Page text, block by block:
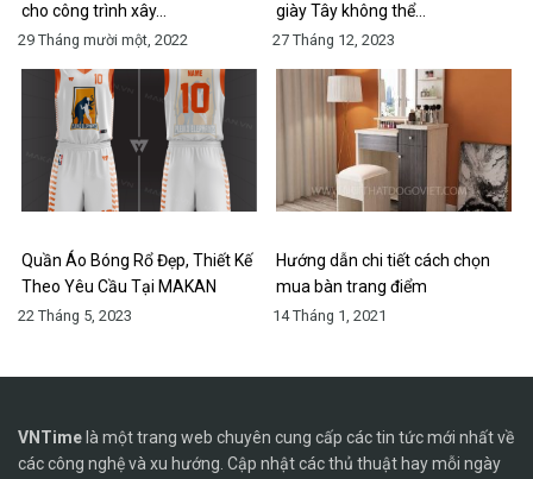
cho công trình xây…
29 Tháng mười một, 2022
giày Tây không thể…
27 Tháng 12, 2023
Quần Áo Bóng Rổ Đẹp, Thiết Kế
Theo Yêu Cầu Tại MAKAN
22 Tháng 5, 2023
Hướng dẫn chi tiết cách chọn
mua bàn trang điểm
14 Tháng 1, 2021
VNTime là một trang web chuyên cung cấp các tin tức mới nhất về
các công nghệ và xu hướng. Cập nhật các thủ thuật hay mỗi ngày